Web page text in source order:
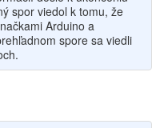
spor viedol k tomu, že
Arduino a
spore sa viedli